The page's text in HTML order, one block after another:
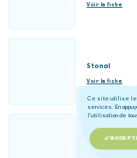
Ce site utilise
services. En
l'utilisation de
Voir la fiche
Stonal
Voir la fiche
Vertuo